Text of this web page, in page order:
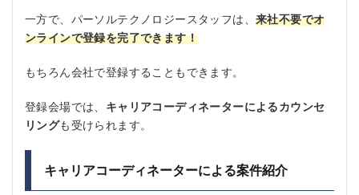
一方で、パーソルテクノロジースタッフは、 来社不要でオ
ンラインで登録を完了できます！
もちろん会社で登録することもできます。
登録会場では、 キャリアコーディネーターによるカウンセ
リングも受けられます。
キャリアコーディネーターによる案件紹介